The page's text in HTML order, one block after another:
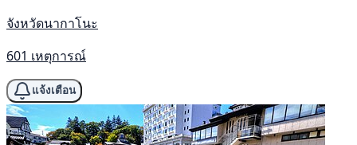
จังหวัดนากาโนะ
601 เหตุการณ์
แจ้งเตือน